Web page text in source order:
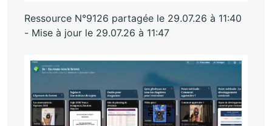
Ressource N°9126 partagée le 29.07.26 à 11:40
- Mise à jour le 29.07.26 à 11:47